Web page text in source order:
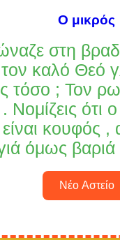
Ο μικρός
στη
καλό Θεό
τόσο ; Τον
Νομίζεις ότι
κουφός ,
όμως βαριά
Νέο Αστείο